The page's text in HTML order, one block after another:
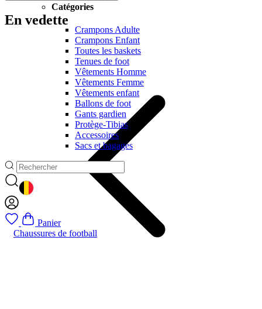
Catégories
Crampons Adulte
Crampons Enfant
Toutes les baskets
Tenues de foot
Vêtements Homme
Vêtements Femme
Vêtements enfant
Ballons de foot
Gants gardien
Protège-Tibias
Accessoires
Sacs et bagages
GEOLOCATION BUTTON: BELGIQUE
Panier
Chaussures de football
En vedette